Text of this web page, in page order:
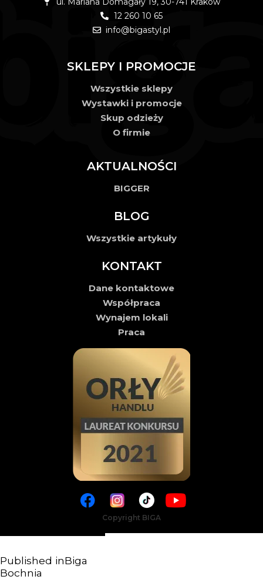
12 260 10 65
info@bigastyl.pl
SKLEPY I PROMOCJE
Wszystkie sklepy
Wystawki i promocje
Skup odzieży
O firmie
AKTUALNOŚCI
BIGGER
BLOG
Wszystkie artykuły
KONTAKT
Dane kontaktowe
Współpraca
Wynajem lokali
Praca
Copyright BIGA
Published inBiga
Bochnia